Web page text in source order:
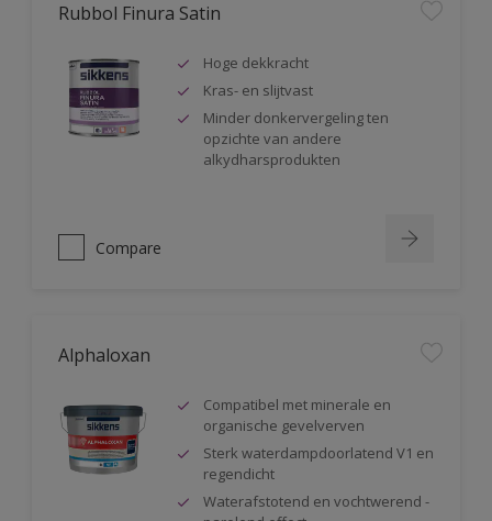
Rubbol Finura Satin
Hoge dekkracht
Kras- en slijtvast
Minder donkervergeling ten
opzichte van andere
alkydharsprodukten
Compare
Alphaloxan
Compatibel met minerale en
organische gevelverven
Sterk waterdampdoorlatend V1 en
regendicht
Waterafstotend en vochtwerend -